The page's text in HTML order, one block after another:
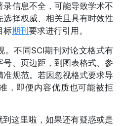
信息不全，可能导致学术不
择权威、相关且具有时效性
标期刊要求进行引用。
。不同SCI期刊对论文格式有
、页边距，到图表格式、参
规范。若因忽视格式要求导
，即便内容优质也可能被拒
这里啦，如果还有疑惑或是